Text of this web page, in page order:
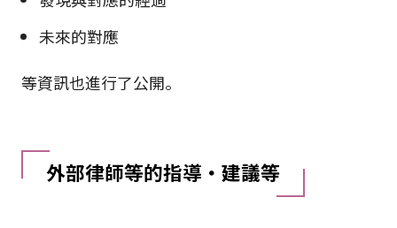
未來的對應
等資訊也進行了公開。
外部律師等的指導・建議等